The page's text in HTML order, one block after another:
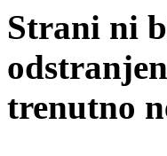
Strani ni
trenutno